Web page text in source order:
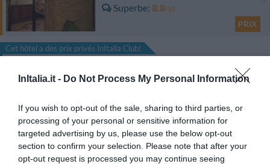
InItalia.it - Do Not Process My Personal Information
If you wish to opt-out of the sale, sharing to third parties, or
processing of your personal or sensitive information for
targeted advertising by us, please use the below opt-out
section to confirm your selection. Please note that after your
opt-out request is processed you may continue seeing
Superbe 8.8/10
PRIX
Cet hôtel a des prix privés InItalia Club!
Fabuleux 9.1/10
Hotel Executive